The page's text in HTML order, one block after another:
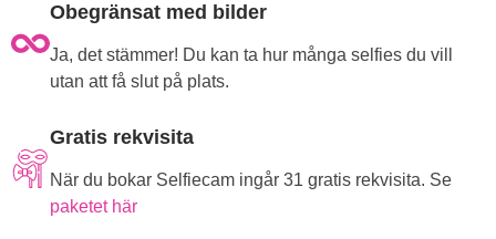
Obegränsat med bilder
Ja, det stämmer! Du kan ta hur många selfies du vill
utan att få slut på plats.
Gratis rekvisita
När du bokar Selfiecam ingår 31 gratis rekvisita. Se
paketet här